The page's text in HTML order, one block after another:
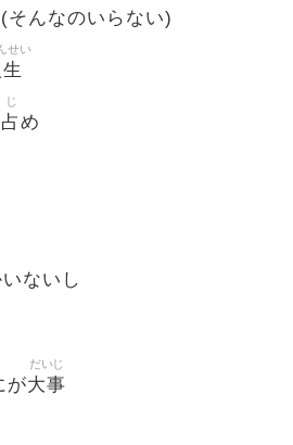
そんなのいらない)
せい
占
じ
め
ないし
が大事
だいじ